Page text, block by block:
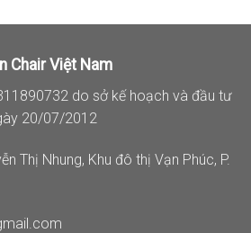
Chair Việt Nam
do sở kế hoạch và đầu tư
20/07/2012
Thị Nhung, Khu đô thị Vạn Phúc, P.